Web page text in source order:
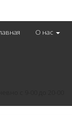
О нас